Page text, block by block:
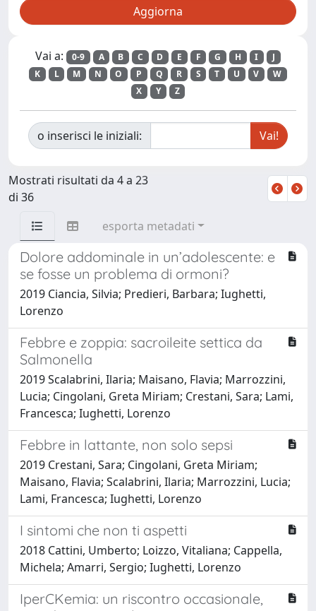
Vai a: 0-9 A B C D E F G H I
J
K
L M N O P Q R S T U V
W
X
Y Z
o inserisci le iniziali:
Mostrati risultati da 4 a 23
di 36
esporta metadati
Dolore addominale in un’adolescente: e
se fosse un problema di ormoni?
2019 Ciancia, Silvia; Predieri, Barbara; Iughetti,
Lorenzo
Febbre e zoppia: sacroileite settica da
Salmonella
2019 Scalabrini, Ilaria; Maisano, Flavia; Marrozzini,
Lucia; Cingolani, Greta Miriam; Crestani, Sara; Lami,
Francesca; Iughetti, Lorenzo
Febbre in lattante, non solo sepsi
2019 Crestani, Sara; Cingolani, Greta Miriam;
Maisano, Flavia; Scalabrini, Ilaria; Marrozzini, Lucia;
Lami, Francesca; Iughetti, Lorenzo
I sintomi che non ti aspetti
2018 Cattini, Umberto; Loizzo, Vitaliana; Cappella,
Michela; Amarri, Sergio; Iughetti, Lorenzo
IperCKemia: un riscontro occasionale,